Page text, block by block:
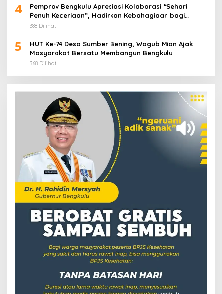
4
Pemprov Bengkulu Apresiasi Kolaborasi “Sehari
Penuh Keceriaan”, Hadirkan Kebahagiaan bagi
Puluhan Anak Panti Asuhan
388 Dilihat
5
HUT Ke-74 Desa Sumber Bening, Wagub Mian Ajak
Masyarakat Bersatu Membangun Bengkulu
368 Dilihat